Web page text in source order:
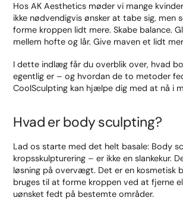
Hos AK Aesthetics møder vi mange
ikke nødvendigvis ønsker at tabe sig, men
forme kroppen lidt mere. Skabe balance.
mellem hofte og lår. Give maven et lidt
I dette indlæg får du overblik over, hvad
egentlig er – og hvordan de to metoder
CoolSculpting kan hjælpe dig med at nå i
Hvad er body sculpting?
Lad os starte med det helt basale: Body
kropsskulpturering – er ikke en slankekur.
løsning på overvægt. Det er en kosmetisk
bruges til at forme kroppen ved at fjerne
uønsket fedt på bestemte områder.